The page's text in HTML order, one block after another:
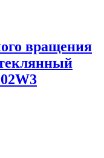
вращения